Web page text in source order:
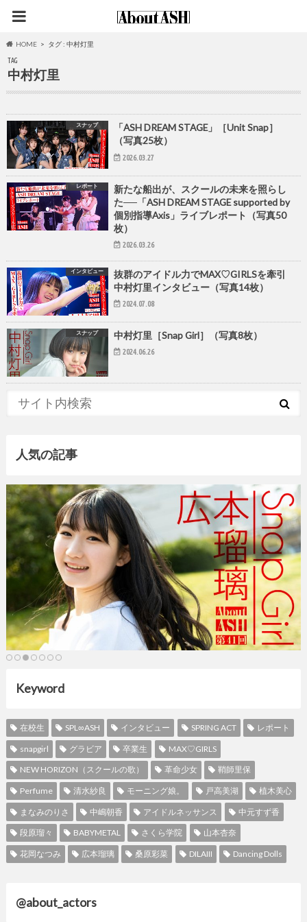
HOME タグ : 中村灯里
TAG
中村灯里
スナップ
「ASH DREAM STAGE」［Unit Snap］
（写真25枚）
2026.03.27
レポート
新たな船出が、スクールの未来を照らし
た──「ASH DREAM STAGE supported by
個別指導Axis」ライブレポート（写真50
枚）
2026.03.26
インタビュー
抜群のアイドル力でMAX♡GIRLSを牽引
中村灯里インタビュー（写真14枚）
2024.07.08
スナップ 中村灯里［Snap Girl］（写真8枚）
2024.06.26
人気の記事
Keyword
在校生 SPL∞ASH インタビュー SPRING ACT レポート
snapgirl グラビア 卒業生 MAX♡GIRLS
NEW HORIZON（スクールの歌） 革命少女 鞘師里保
Perfume 清水紗良 モーニング娘。 戸高美湖 植木美心
まなみのりさ 中嶋朝香 アイドルネッサンス 中元すず香
段原瑠々 BABYMETAL さくら学院 山本杏奈
花岡なつみ 広本瑠璃 桑原彩菜 DILAIII Dancing Dolls
@about_actors